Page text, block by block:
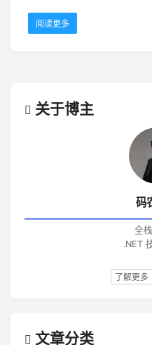
阅读更多
关于博主
码
全
.NET
了解更多
文章分类